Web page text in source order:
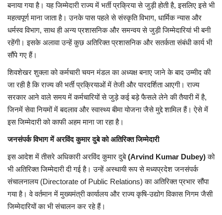
बनाया गया है। यह जिम्मेदारी राज्य में भर्ती प्रक्रिया से जुड़ी होती है, इसलिए इसे भी
महत्वपूर्ण माना जाता है। उनके पास पहले से संस्कृति विभाग, धार्मिक न्यास और
धर्मस्व विभाग, साथ ही अन्य प्रशासनिक और समन्वय से जुड़ी जिम्मेदारियां भी बनी
रहेंगी। इसके अलावा उन्हें कुछ अतिरिक्त प्रशासनिक और सतर्कता संबंधी कार्य भी
सौंपे गए हैं।
शिवशेखर शुक्ला को कर्मचारी चयन मंडल का अध्यक्ष बनाए जाने के बाद उम्मीद की
जा रही है कि राज्य की भर्ती प्रक्रियाओं में तेजी और पारदर्शिता आएगी। राज्य
सरकार आने वाले समय में कर्मचारियों से जुड़े कई बड़े फैसले लेने की तैयारी में है,
जिनमें सेवा नियमों में बदलाव और स्वास्थ्य बीमा योजना जैसे मुद्दे शामिल हैं। ऐसे में
इस जिम्मेदारी को काफी अहम माना जा रहा है।
जनसंपर्क विभाग में अरविंद कुमार दुबे को अतिरिक्त जिम्मेदारी
इस आदेश में तीसरे अधिकारी अरविंद कुमार दुबे(Arvind Kumar Dubey)को
भी अतिरिक्त जिम्मेदारी दी गई है। उन्हें अस्थायी रूप से मध्यप्रदेश जनसंपर्क
संचालनालय (Directorate of Public Relations) का अतिरिक्त प्रभार सौंपा
गया है। वे वर्तमान में मुख्यमंत्री कार्यालय और राज्य कृषि-उद्योग विकास निगम जैसी
जिम्मेदारियों का भी संचालन कर रहे हैं।